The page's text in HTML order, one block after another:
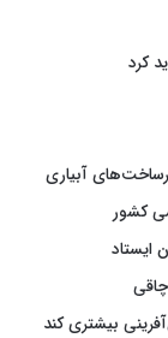
آبیاری
کشور
ایستاد
چاقی
بیشتری کند